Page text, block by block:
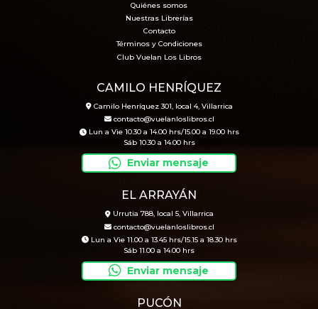
Quiénes somos
Nuestras Librerías
Contacto
Términos y Condiciones
Club Vuelan Los Libros
CAMILO HENRÍQUEZ
Camilo Henríquez 301, local 4, Villarrica
contacto@vuelanloslibros.cl
Lun a Vie 10.30 a 14.00 hrs/15.00 a 19.00 hrs
Sáb 10.30 a 14.00 hrs
Enviar mensaje
EL ARRAYÁN
Urrutia 788, local 5, Villarrica
contacto@vuelanloslibros.cl
Lun a Vie 11.00 a 13.45 hrs/15.15 a 18.30 hrs
Sáb 11.00 a 14.00 hrs
Enviar mensaje
PUCÓN